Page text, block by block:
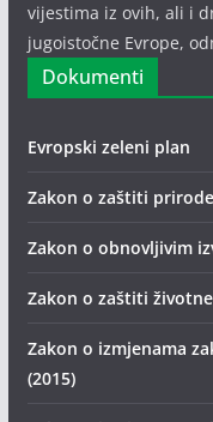
vijestima iz ovih, ali i
jugoistočne Evrope,
Dokumenti
Evropski zeleni plan
Zakon o zaštiti prirode
Zakon o obnovljivim
Zakon o zaštiti životne
Zakon o izmjenama
(2015)